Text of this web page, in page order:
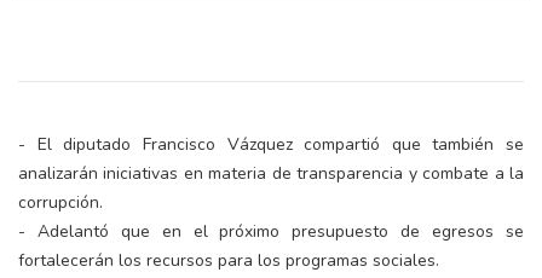
- El diputado Francisco Vázquez compartió que también se
analizarán iniciativas en materia de transparencia y combate a la
corrupción.
- Adelantó que en el próximo presupuesto de egresos se
fortalecerán los recursos para los programas sociales.